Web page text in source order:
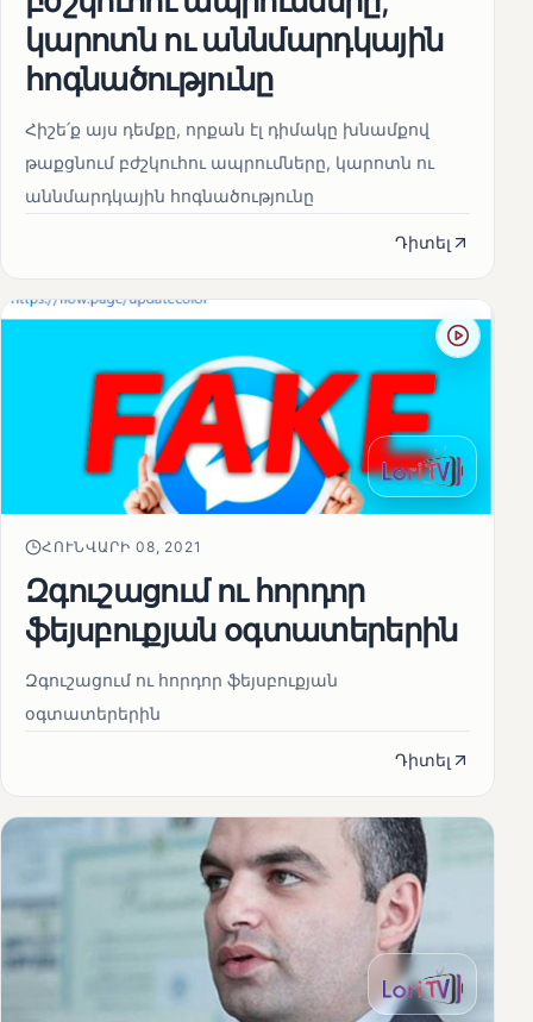
կարոտն ու աննմարդկային
հոգնածությունը
Հիշե՛ք այս դեմքը, որքան էլ դիմակը խնամքով
թաքցնում բժշկուհու ապրումները, կարոտն ու
աննմարդկային հոգնածությունը
Դիտել
ՀՈՒՆՎԱՐԻ 08, 2021
Զգուշացում ու հորդոր
ֆեյսբուքյան օգտատերերին
Զգուշացում ու հորդոր ֆեյսբուքյան
օգտատերերին
Դիտել